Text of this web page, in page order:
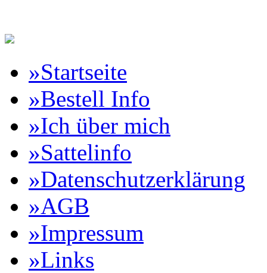
Reitartikelbörse Online
»Startseite
»Bestell Info
»Ich über mich
»Sattelinfo
»Datenschutzerklärung
»AGB
»Impressum
»Links